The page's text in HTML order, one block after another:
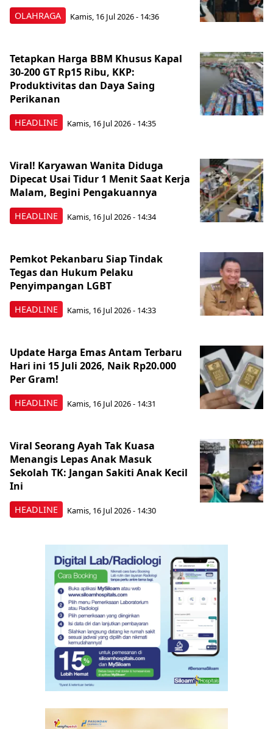
OLAHRAGA Kamis, 16 Jul 2026 - 14:36
HEADLINE
Tetapkan Harga BBM Khusus Kapal
30-200 GT Rp15 Ribu, KKP:
Produktivitas dan Daya Saing
Perikanan
Kamis, 16 Jul 2026 - 14:35
HEADLINE
Viral! Karyawan Wanita Diduga
Dipecat Usai Tidur 1 Menit Saat Kerja
Malam, Begini Pengakuannya
Kamis, 16 Jul 2026 - 14:34
HEADLINE
Pemkot Pekanbaru Siap Tindak
Tegas dan Hukum Pelaku
Penyimpangan LGBT
Kamis, 16 Jul 2026 - 14:33
HEADLINE
Update Harga Emas Antam Terbaru
Hari ini 15 Juli 2026, Naik Rp20.000
Per Gram!
Kamis, 16 Jul 2026 - 14:31
HEADLINE
Viral Seorang Ayah Tak Kuasa
Menangis Lepas Anak Masuk
Sekolah TK: Jangan Sakiti Anak Kecil
Ini
Kamis, 16 Jul 2026 - 14:30